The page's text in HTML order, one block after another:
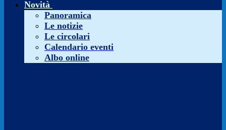
Novità
Panoramica
Le notizie
Le circolari
Calendario eventi
Albo online